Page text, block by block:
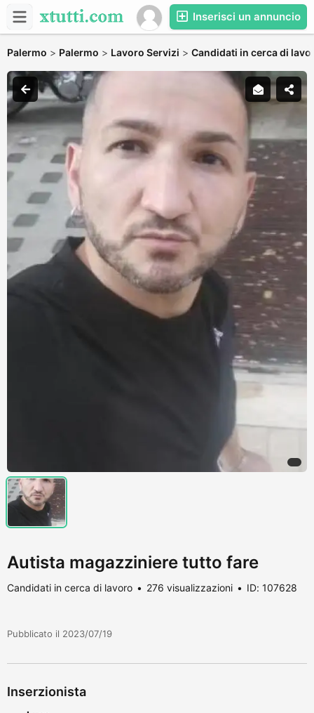
Inserisci un annuncio
Palermo > Palermo > Lavoro Servizi > Candidati in cerca di
Autista magazziniere tutto fare
Candidati in cerca di lavoro 276 visualizzazioni ID: 107628
Pubblicato il 2023/07/19
Inserzionista